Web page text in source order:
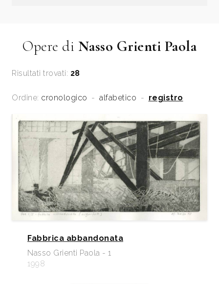
Opere di Nasso Grienti Paola
Risultati trovati: 28
Ordine: cronologico - alfabetico - registro
Fabbrica abbandonata
Nasso Grienti Paola - 1
1998